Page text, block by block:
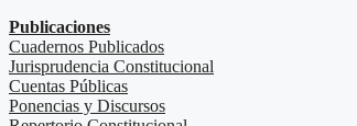
Publicaciones
Cuadernos Publicados
Jurisprudencia Constitucional
Cuentas Públicas
Ponencias y Discursos